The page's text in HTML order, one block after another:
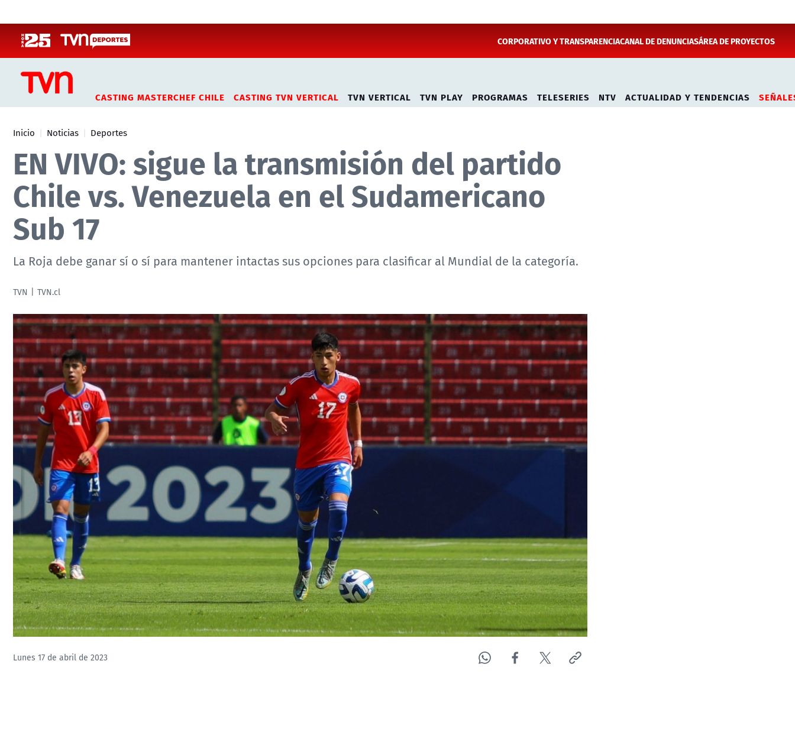
CORPORATIVO Y TRANSPARENCIACANAL DE DENUNCIASÁREA DE PROYECTOS
CASTING MASTERCHEF CHILE CASTING TVN VERTICAL TVN VERTICAL TVN PLAY PROGRAMAS TELESERIES NTV ACTUALIDAD Y TENDENCIAS
Inicio Noticias Deportes
EN VIVO: sigue la transmisión del partido
Chile vs. Venezuela en el Sudamericano
Sub 17
La Roja debe ganar sí o sí para mantener intactas sus opciones para clasificar al Mundial de la categoría.
TVN TVN.cl
Lunes 17 de abril de 2023